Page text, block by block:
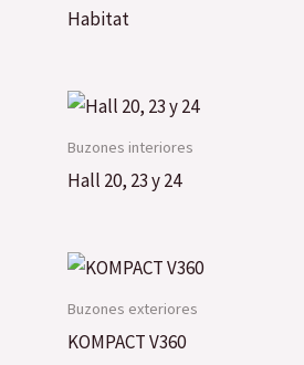
Habitat
Buzones interiores
Hall 20, 23 y 24
Buzones exteriores
KOMPACT V360